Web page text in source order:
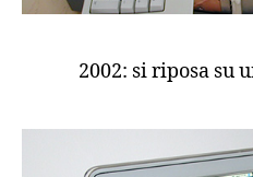
2002: si riposa su